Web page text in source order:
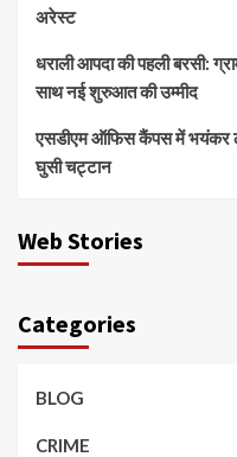
अरेस्ट
धराली आपदा की पहली बरसी:
साथ नई शुरुआत की उम्मीद
एसडीएम ऑफिस कैंपस में भयंकर
घुसी चट्टान
Web Stories
Categories
BLOG
CRIME